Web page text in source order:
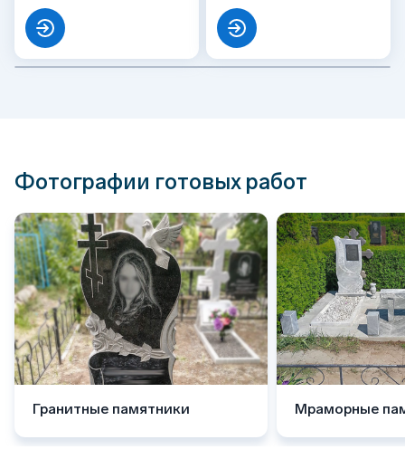
Фотографии готовых работ
Гранитные памятники Мраморные